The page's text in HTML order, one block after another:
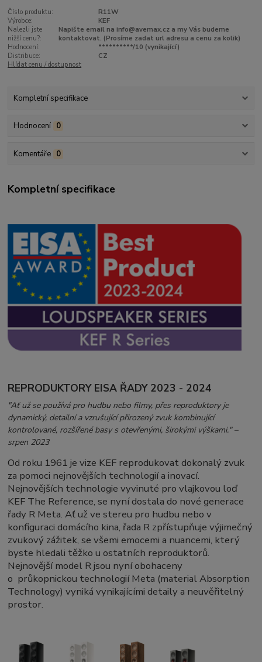
Číslo produktu:
R11W
Výrobce:
KEF
Nalezli jste
nižší cenu?:
Napište email na info@avemax.cz a my Vás budeme
kontaktovat. (Prosíme zadat url adresu a cenu za kolik)
Hodnocení:
**********/10 (vynikající)
Distribuce:
CZ
Hlídat cenu / dostupnost
Kompletní specifikace
Hodnocení 0
Komentáře 0
Kompletní specifikace
REPRODUKTORY EISA ŘADY 2023 - 2024​
"Ať už se používá pro hudbu nebo filmy, přes reproduktory je
dynamický, detailní a vzrušující přirozený zvuk kombinující
kontrolované, rozšířené basy s otevřenými, širokými výškami." –
srpen 2023
Od roku 1961 je vize KEF reprodukovat dokonalý zvuk
za pomoci nejnovějších technologií a inovací.
Nejnovějších technologie vyvinuté pro vlajkovou loď
KEF The Reference, se nyní dostala do nové generace
řady R Meta. Ať už ve stereu pro hudbu nebo v
konfiguraci domácího kina, řada R zpřístupňuje výjimečný
zvukový zážitek, se všemi emocemi a nuancemi, který
byste hledali těžko u ostatních reproduktorů.
Nejnovější model R jsou nyní obohaceny
o průkopnickou technologií Meta (material Absorption
Technology) vyniká vynikajícími detaily a neuvěřitelný
prostor.